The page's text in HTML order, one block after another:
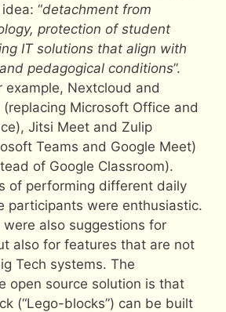
“detachment from
protection of student
IT solutions that align with
pedagogical conditions”.
example, Nextcloud and
Microsoft Office and
Jitsi Meet and Zulip
Teams and Google Meet)
of Google Classroom).
of performing different daily
participants were enthusiastic.
also suggestions for
also for features that are not
Tech systems. The
open source solution is that
(“Lego-blocks”) can be built